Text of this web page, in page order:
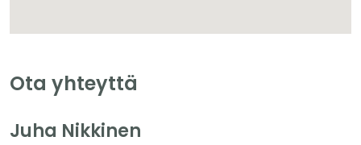
Ota yhteyttä
Juha Nikkinen